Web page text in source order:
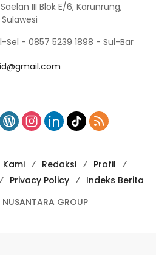
III Blok E/6, Karunrung,
Sel - 0857 5239 1898 - Sul-Bar
Redaksi
Profil
Privacy Policy
Indeks Berita
NUSANTARA GROUP